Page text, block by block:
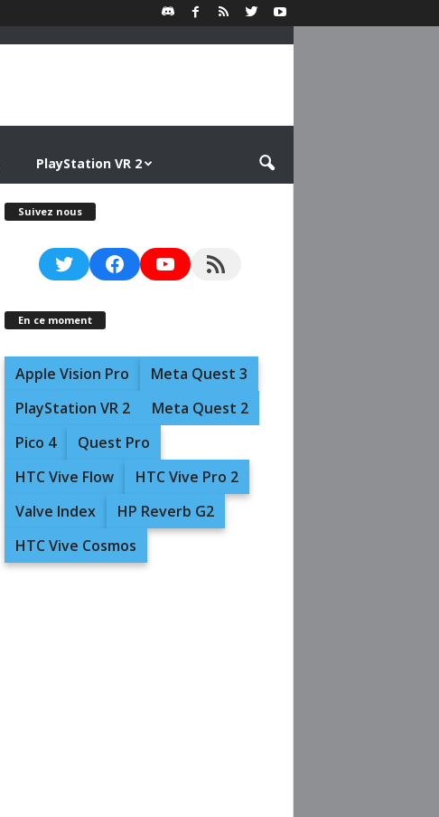
PlayStation VR 2
Suivez nous
TwitterFacebookYouTubeRSS Feed
En ce moment
Apple Vision Pro
Meta Quest 3
PlayStation VR 2
Meta Quest 2
Pico 4
Quest Pro
HTC Vive Flow
HTC Vive Pro 2
Valve Index
HP Reverb G2
HTC Vive Cosmos